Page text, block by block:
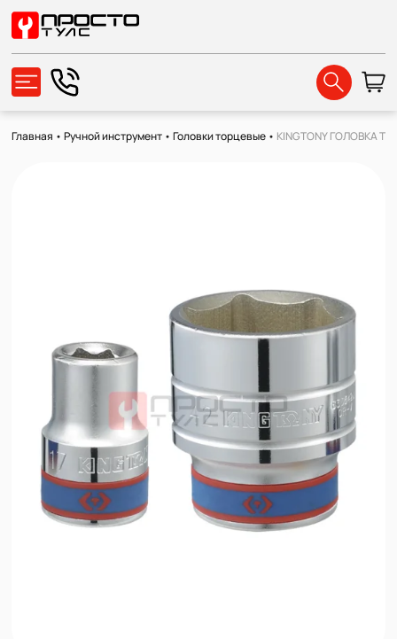
Главная •Ручной инструмент •Головки торцевые • KINGTONY ГОЛОВКА